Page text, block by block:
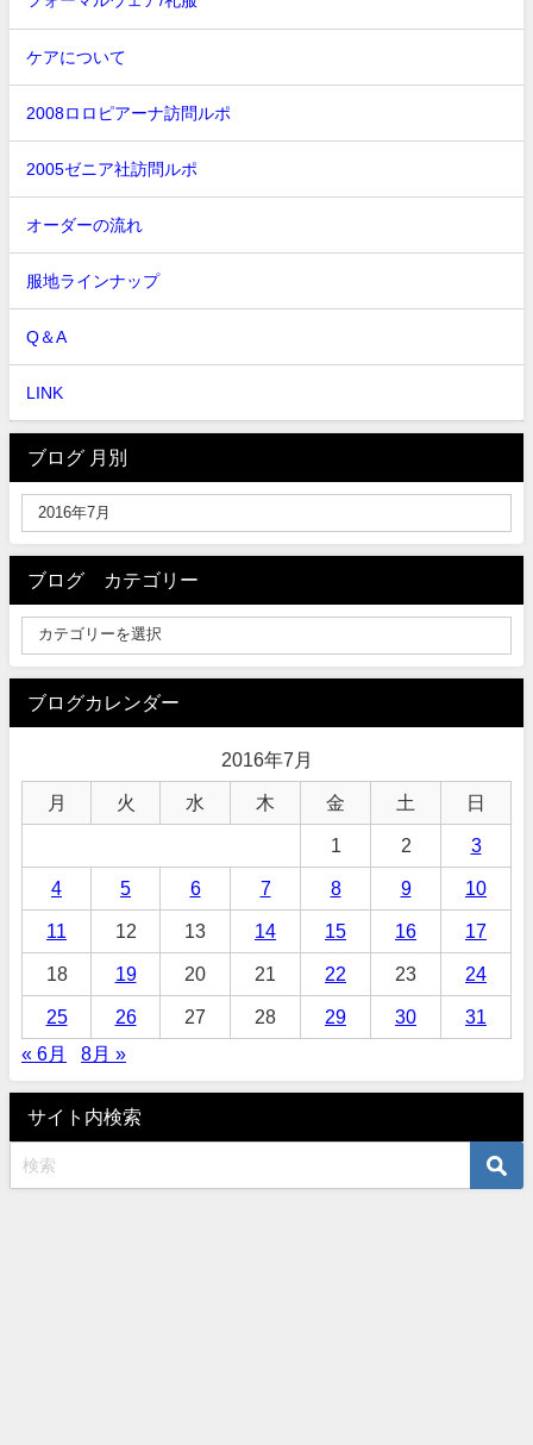
ケアについて
2008ロロピアーナ訪問ルポ
2005ゼニア社訪問ルポ
オーダーの流れ
服地ラインナップ
Q＆A
LINK
ブログ 月別
ブログ カテゴリー
ブログカレンダー
2016年7月
月 火 水 木 金 土 日
1 2 3
4 5 6 7 8 9 10
11 12 13 14 15 16 17
18 19 20 21 22 23 24
25 26 27 28 29 30
31
« 6月
8月 »
サイト内検索